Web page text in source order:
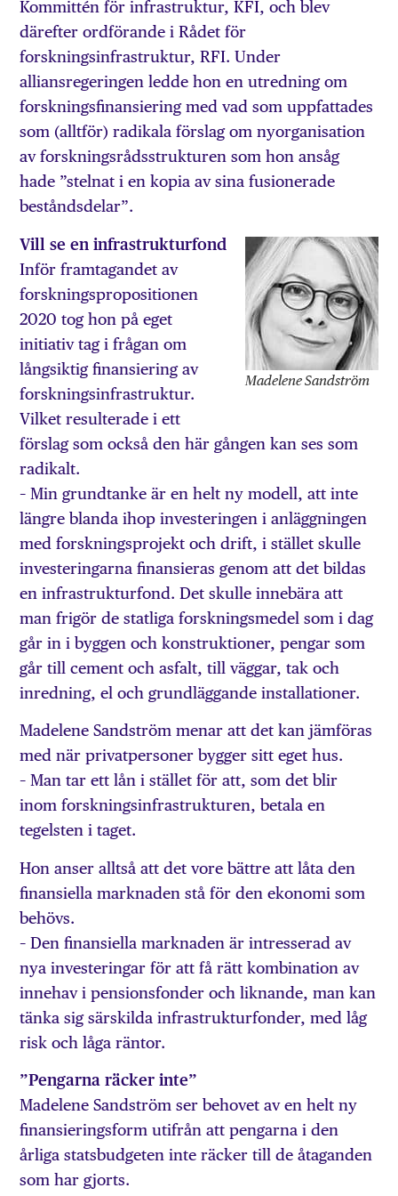
Kommittén för infrastruktur, KFI, och blev
därefter ordförande i Rådet för
forskningsinfrastruktur, RFI. Under
alliansregeringen ledde hon en utredning om
forskningsfinansiering med vad som uppfattades
som (alltför) radikala förslag om nyorganisation
av forskningsrådsstrukturen som hon ansåg
hade ”stelnat i en kopia av sina fusionerade
beståndsdelar”.
Madelene Sandström
Vill se en infrastrukturfond
Inför framtagandet av
forskningspropositionen
2020 tog hon på eget
initiativ tag i frågan om
långsiktig finansiering av
forskningsinfrastruktur.
Vilket resulterade i ett
förslag som också den här gången kan ses som
radikalt.
– Min grundtanke är en helt ny modell, att inte
längre blanda ihop investeringen i anläggningen
med forskningsprojekt och drift, i stället skulle
investeringarna finansieras genom att det bildas
en infrastrukturfond. Det skulle innebära att
man frigör de statliga forskningsmedel som i dag
går in i byggen och konstruktioner, pengar som
går till cement och asfalt, till väggar, tak och
inredning, el och grundläggande installationer.
Madelene Sandström menar att det kan jämföras
med när privatpersoner bygger sitt eget hus.
– Man tar ett lån i stället för att, som det blir
inom forskningsinfrastrukturen, betala en
tegelsten i taget.
Hon anser alltså att det vore bättre att låta den
finansiella marknaden stå för den ekonomi som
behövs.
– Den finansiella marknaden är intresserad av
nya investeringar för att få rätt kombination av
innehav i pensions­fonder och liknande, man kan
tänka sig särskilda infra­strukturfonder, med låg
risk och låga räntor.
”Pengarna räcker inte”
Madelene Sandström ser behovet av en helt ny
finansierings­form utifrån att pengarna i den
årliga statsbudgeten inte räcker till de åtaganden
som har gjorts.